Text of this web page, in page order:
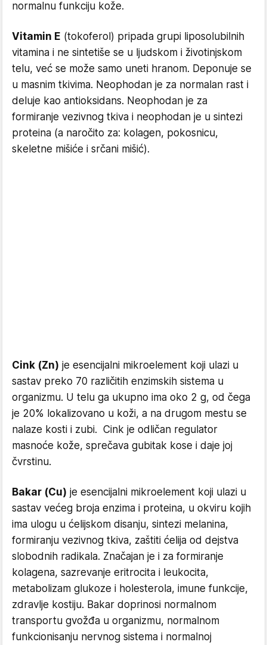
normalnu funkciju kože.
Vitamin E (tokoferol) pripada grupi liposolubilnih
vitamina i ne sintetiše se u ljudskom i životinjskom
telu, već se može samo uneti hranom. Deponuje se
u masnim tkivima. Neophodan je za normalan rast i
deluje kao antioksidans. Neophodan je za
formiranje vezivnog tkiva i neophodan je u sintezi
proteina (a naročito za: kolagen, pokosnicu,
skeletne mišiće i srčani mišić).
Cink (Zn) je esencijalni mikroelement koji ulazi u
sastav preko 70 različitih enzimskih sistema u
organizmu. U telu ga ukupno ima oko 2 g, od čega
je 20% lokalizovano u koži, a na drugom mestu se
nalaze kosti i zubi. Cink je odličan regulator
masnoće kože, sprečava gubitak kose i daje joj
čvrstinu.
Bakar (Cu) je esencijalni mikroelement koji ulazi u
sastav većeg broja enzima i proteina, u okviru kojih
ima ulogu u ćelijskom disanju, sintezi melanina,
formiranju vezivnog tkiva, zaštiti ćelija od dejstva
slobodnih radikala. Značajan je i za formiranje
kolagena, sazrevanje eritrocita i leukocita,
metabolizam glukoze i holesterola, imune funkcije,
zdravlje kostiju. Bakar doprinosi normalnom
transportu gvožđa u organizmu, normalnom
funkcionisanju nervnog sistema i normalnoj